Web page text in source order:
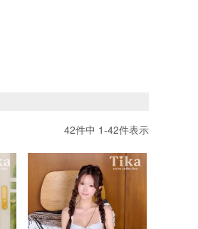
42件中 1-42件表示